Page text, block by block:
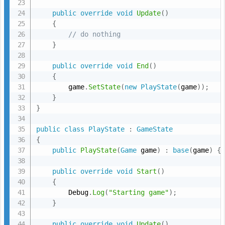
e
r
v
e
r
パ
ー
ン
public override void Update( )
{
// do nothing
}
public override void End ( )
{
        game
. SetState(new PlayState(game) ) ;
}
}
public class PlayState :
GameState
{
public PlayState(Game game) : base(game) {
public override void Start ( )
{
        Debug
. Log( "Starting game") ;
}